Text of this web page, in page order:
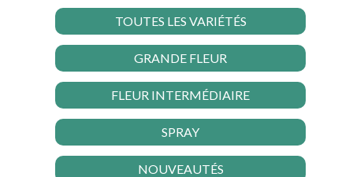
TOUTES LES VARIÉTÉS
GRANDE FLEUR
FLEUR INTERMÉDIAIRE
SPRAY
NOUVEAUTÉS